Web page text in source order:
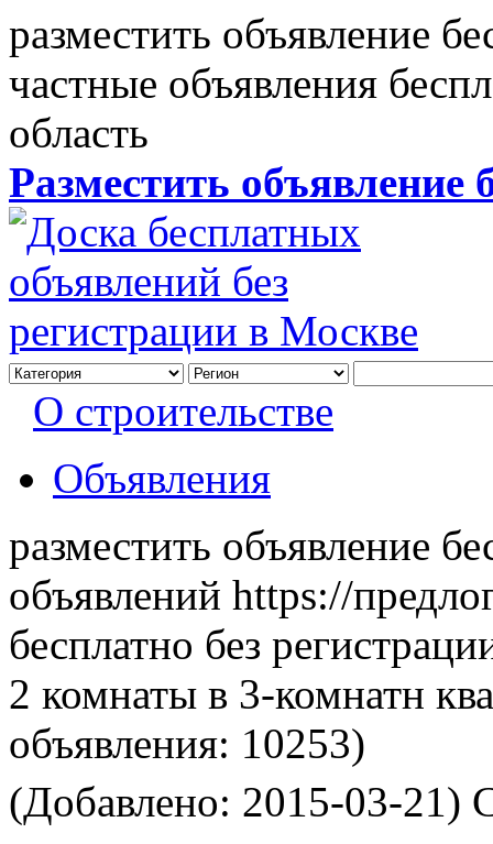
разместить объявление
частные объявления
область
Разместить объявление
О строительстве
Объявления
разместить объявление
объявлений https://
бесплатно без
2 комнаты в 3-комнатн
объявления: 10253)
(Добавлено: 2015-03-21)